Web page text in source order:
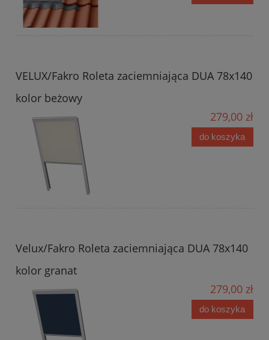
VELUX/Fakro Roleta zaciemniająca DUA 78x140
kolor beżowy
279,00 zł
do koszyka
Velux/Fakro Roleta zaciemniająca DUA 78x140
kolor granat
279,00 zł
do koszyka